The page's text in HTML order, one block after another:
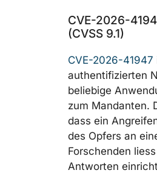
CVE-2026-
(CVSS 9.1)
CVE-2026-41947
authentifizierten
beliebige
zum Mandanten.
dass ein
des Opfers an
Forschenden
Antworten